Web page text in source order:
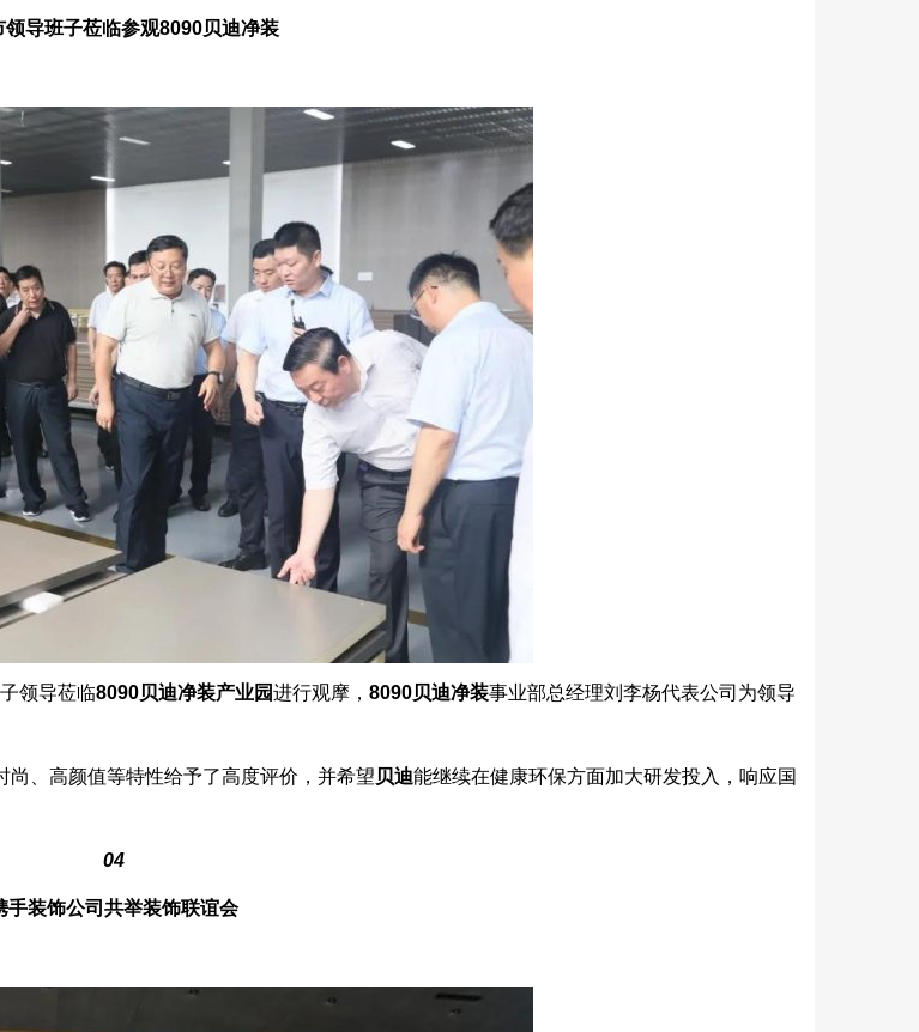
领导班子莅临参观8090贝迪净装
领导莅临8090贝迪净装产业园进行观摩， 8090贝迪净装事业部总经理刘李杨代表公司为领导
尚、高颜值等特性给予了高度评价，并希望贝迪能继续在健康环保方面加大研发投入，响应国
04
手装饰公司共举装饰联谊会